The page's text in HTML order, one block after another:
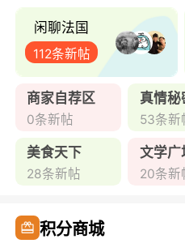
闲聊法国
112条新帖
商家自荐区
0条新帖
真情秘
53条新
美食天下
28条新帖
文学广
20条新
积分商城